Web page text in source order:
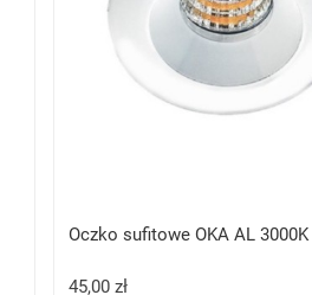
Oczko sufitowe OKA AL 3000K
45,00 zł